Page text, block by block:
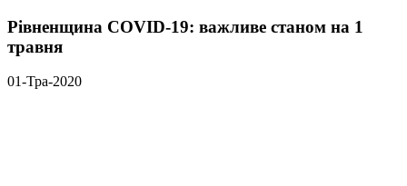
Рівненщина COVID-19: важливе станом на 1
травня
01-Тра-2020